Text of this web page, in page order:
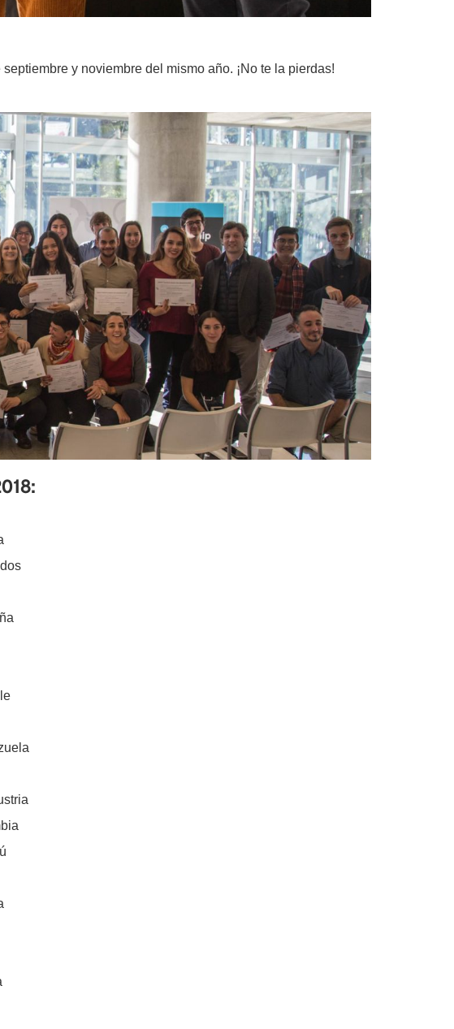
y noviembre del mismo año. ¡No te la pierdas!